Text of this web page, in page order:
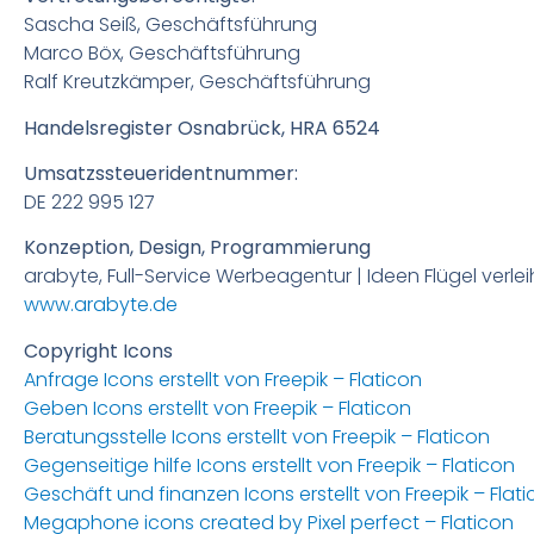
Sascha Seiß, Geschäftsführung
Marco Böx, Geschäftsführung
Ralf Kreutzkämper, Geschäftsführung
Handelsregister Osnabrück, HRA 6524
Umsatzssteueridentnummer:
DE 222 995 127
Konzeption, Design, Programmierung
arabyte, Full-Service Werbeagentur | Ideen Flügel
www.arabyte.de
Copyright Icons
Anfrage Icons erstellt von Freepik – Flaticon
Geben Icons erstellt von Freepik – Flaticon
Beratungsstelle Icons erstellt von Freepik – Flaticon
Gegenseitige hilfe Icons erstellt von Freepik – Flaticon
Geschäft und finanzen Icons erstellt von Freepik –
Megaphone icons created by Pixel perfect – Flaticon